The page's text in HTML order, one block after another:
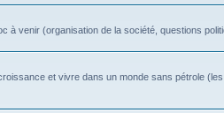
à venir (organisation de la société, questions
et vivre dans un monde sans pétrole